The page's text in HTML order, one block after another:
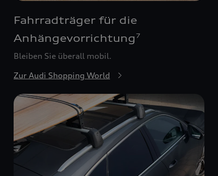
Fahrradträger für die
Anhängevorrichtung 7
Bleiben Sie überall mobil.
Zur Audi Shopping World